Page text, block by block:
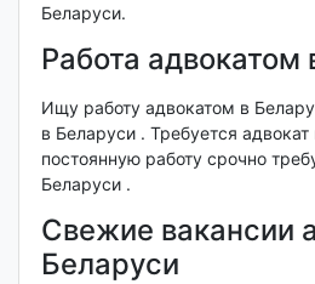
Беларуси.
Работа адвокатом
Ищу работу адвокатом в
в Беларуси . Требуется
постоянную работу срочно
Беларуси .
Свежие вакансии
Беларуси